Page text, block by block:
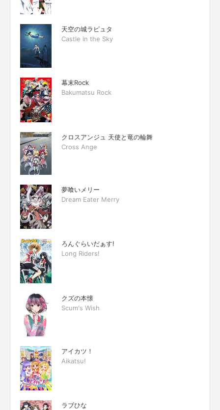
天空の城ラピュタ
Castle in the Sky
幕末Rock
Bakumatsu Rock
クロスアンジュ 天使と竜の輪舞
Cross Ange
夢喰いメリー
Dream Eater Merry
ろんぐらいだぁす!
Long Riders!
クズの本懐
Scum's Wish
アイカツ！
Aikatsu!
ラブひな